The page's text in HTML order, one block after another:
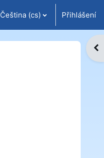
Čeština ‎(cs)‎ Přihlášení